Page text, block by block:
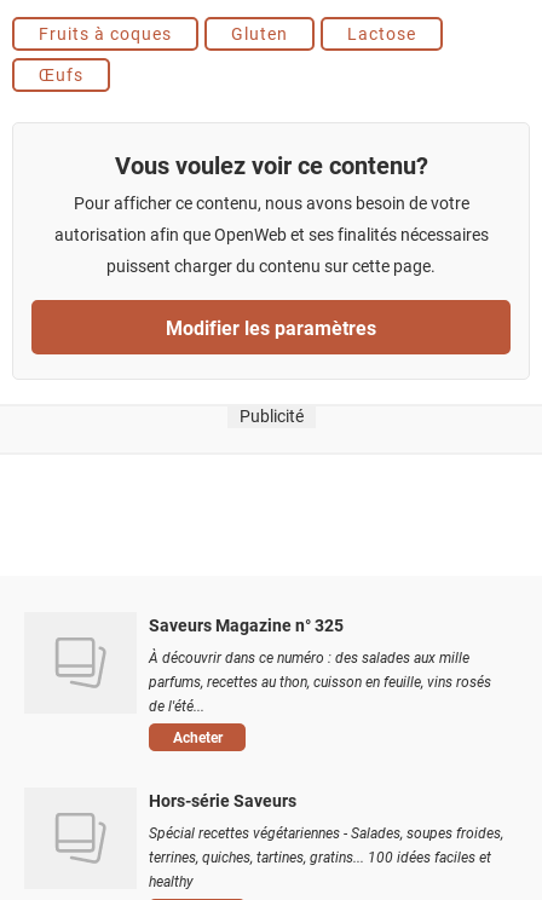
Fruits à coques Gluten
Lactose
Œufs
Vous voulez voir ce contenu?
Pour afficher ce contenu, nous avons besoin de votre
autorisation afin que OpenWeb et ses finalités nécessaires
puissent charger du contenu sur cette page.
Modifier les paramètres
Publicité
Saveurs Magazine n° 325
À découvrir dans ce numéro : des salades aux mille
parfums, recettes au thon, cuisson en feuille, vins rosés
de l'été...
Acheter
Hors-série Saveurs
Spécial recettes végétariennes - Salades, soupes froides,
terrines, quiches, tartines, gratins... 100 idées faciles et
healthy